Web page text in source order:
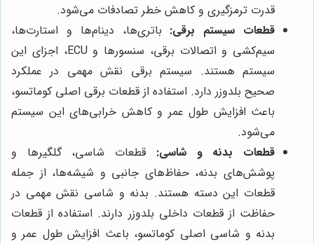
قدرت ترمزگیری و کاهش خطر تصادفات می‌شود.
قطعات سیستم برقی: باتری‌ها، دینام‌ها و استارت‌ها،
سیم‌کشی و اتصالات برقی، سنسورها و ECU، اجزای این
سیستم هستند. سیستم برقی نقش مهمی در عملکرد
صحیح بلدوزر دارد. استفاده از قطعات برقی اصلی کوماتسو،
باعث افزایش طول عمر و کاهش خرابی‌های این سیستم
می‌شود.
قطعات بدنه و شاسی: قطعات شاسی، گلگیرها و
پوشش‌های بدنه، حفاظ‌های جانبی و شیشه‌ها، از جمله
قطعات این دسته هستند. بدنه و شاسی نقش مهمی در
حفاظت از قطعات داخلی بلدوزر دارند. استفاده از قطعات
بدنه و شاسی اصلی کوماتسو، باعث افزایش طول عمر و